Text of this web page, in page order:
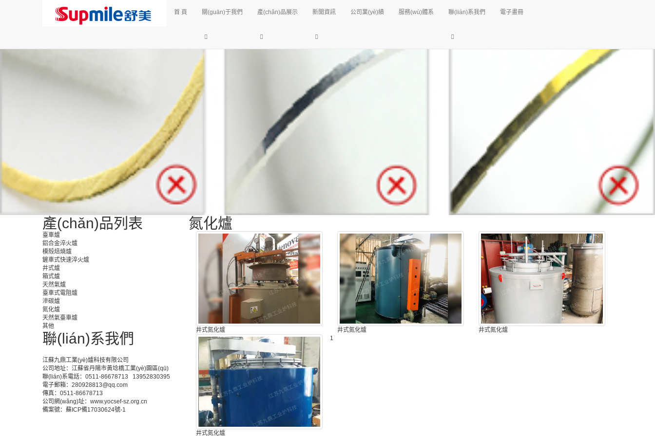
咨詢服務(wù)熱線：13952830395 首 頁 關(guān)于我們 產(chǎn)品展示 新聞資訊 公司業(yè)績 服務(wù)體系 聯(lián)系我們 電子畫冊
氮化爐
井式氮化爐 井式氮化爐 井式氮化爐
井式氮化爐
1
產(chǎn)品列表
臺車爐
鋁合金淬火爐
模殼焙燒爐
鏟車式快速淬火爐
井式爐
箱式爐
天然氣爐
臺車式電阻爐
滲碳爐
氮化爐
天然氣臺車爐
其他
聯(lián)系我們
江蘇九鼎工業(yè)爐科技有限公司
公司地址：江蘇省丹陽市黃埝橋工業(yè)園區(qū)
聯(lián)系電話：0511-86678713 13952830395
電子郵箱：280928813@qq.com
傳真：0511-86678713
公司網(wǎng)址：www.yocsef-sz.org.cn
備案號：蘇ICP備17030624號-1